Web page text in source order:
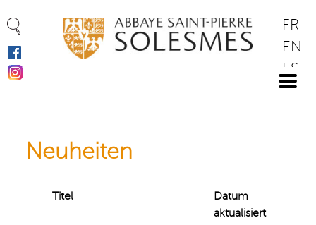
zum
Inhalt
FR
EN
ES
DE
Neuheiten
Titel
Datum
aktualisiert